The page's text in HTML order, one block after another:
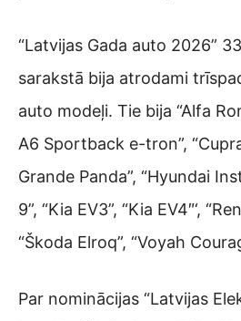
“Latvijas Gada auto 2026”
sarakstā bija atrodami
auto modeļi. Tie bija “Alfa
A6 Sportback e-tron”,
Grande Panda”, “Hyundai
9”, “Kia EV3”, “Kia EV4″‘,
“Škoda Elroq”, “Voyah
Par nominācijas “Latvijas